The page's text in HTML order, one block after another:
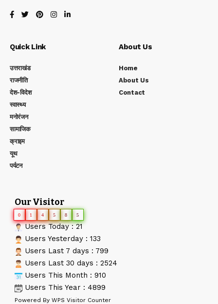
Quick Link
उत्तराखंड
राजनीति
देश-विदेश
स्वास्थ्य
मनोरंजन
सामाजिक
क्राइम
यूथ
पर्यटन
About Us
Home
About Us
Contact
Our Visitor
0 1 4 5 8 5
Users Today : 21
Users Yesterday : 133
Users Last 7 days : 799
Users Last 30 days : 2524
Users This Month : 910
Users This Year : 4899
Powered By WPS Visitor Counter